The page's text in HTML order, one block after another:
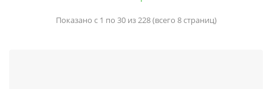
Показано с 1 по 30 из 228 (всего 8 страниц)